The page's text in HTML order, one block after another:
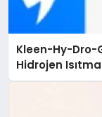
Kleen-Hy-Dro-
Hidrojen
Düzenleyici